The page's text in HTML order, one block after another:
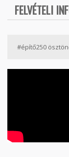
FELVÉTELI
#építő250